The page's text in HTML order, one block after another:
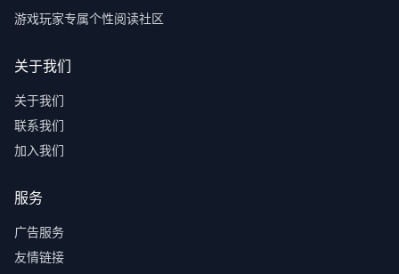
游戏玩家专属个性阅读社区
关于我们
关于我们
联系我们
加入我们
服务
广告服务
友情链接